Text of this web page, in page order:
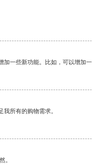
一些新功能。比如，可以增加
所有的购物需求。
。